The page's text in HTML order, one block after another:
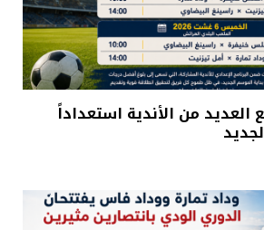
العديد من الأندية استعداداً